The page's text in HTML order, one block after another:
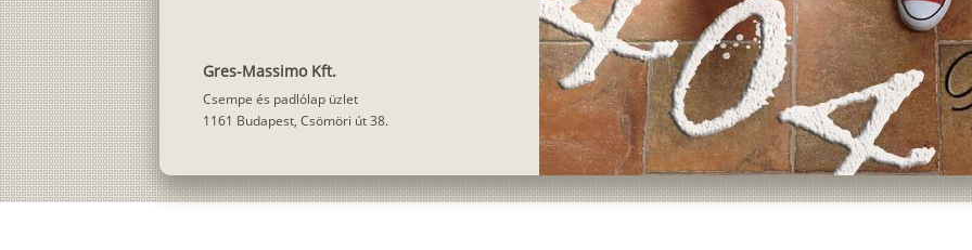
Gres-Massimo Kft.
Csempe és padlólap üzlet
1161 Budapest, Csömöri út 38.